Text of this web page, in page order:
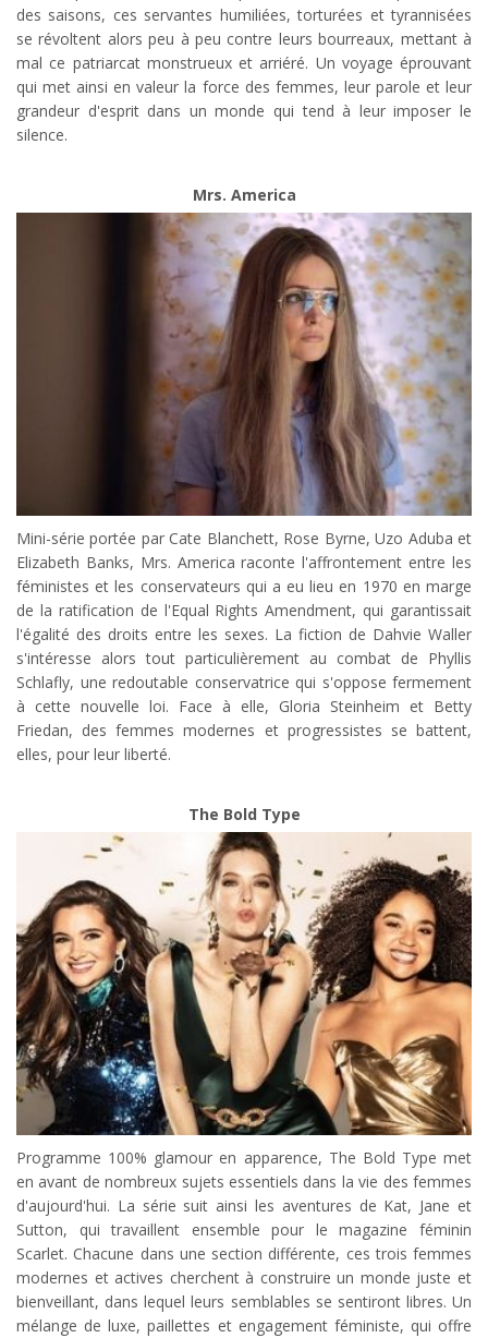
des saisons, ces servantes humiliées, torturées et tyrannisées
se révoltent alors peu à peu contre leurs bourreaux, mettant à
mal ce patriarcat monstrueux et arriéré. Un voyage éprouvant
qui met ainsi en valeur la force des femmes, leur parole et leur
grandeur d'esprit dans un monde qui tend à leur imposer le
silence.
Mrs. America
Mini-série portée par Cate Blanchett, Rose Byrne, Uzo Aduba et
Elizabeth Banks, Mrs. America raconte l'affrontement entre les
féministes et les conservateurs qui a eu lieu en 1970 en marge
de la ratification de l'Equal Rights Amendment, qui garantissait
l'égalité des droits entre les sexes. La fiction de Dahvie Waller
s'intéresse alors tout particulièrement au combat de Phyllis
Schlafly, une redoutable conservatrice qui s'oppose fermement
à cette nouvelle loi. Face à elle, Gloria Steinheim et Betty
Friedan, des femmes modernes et progressistes se battent,
elles, pour leur liberté.
The Bold Type
Programme 100% glamour en apparence, The Bold Type met
en avant de nombreux sujets essentiels dans la vie des femmes
d'aujourd'hui. La série suit ainsi les aventures de Kat, Jane et
Sutton, qui travaillent ensemble pour le magazine féminin
Scarlet. Chacune dans une section différente, ces trois femmes
modernes et actives cherchent à construire un monde juste et
bienveillant, dans lequel leurs semblables se sentiront libres. Un
mélange de luxe, paillettes et engagement féministe, qui offre